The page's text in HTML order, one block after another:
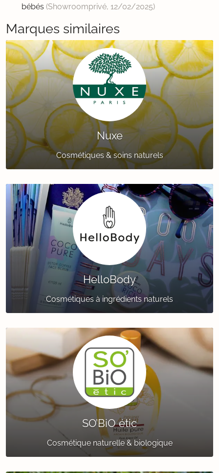
bébés (Showroomprivé, 12/02/2025)
Marques similaires
Nuxe
Cosmétiques & soins naturels
HelloBody
Cosmétiques à ingrédients naturels
SO’BiO étic
Cosmétique naturelle & biologique